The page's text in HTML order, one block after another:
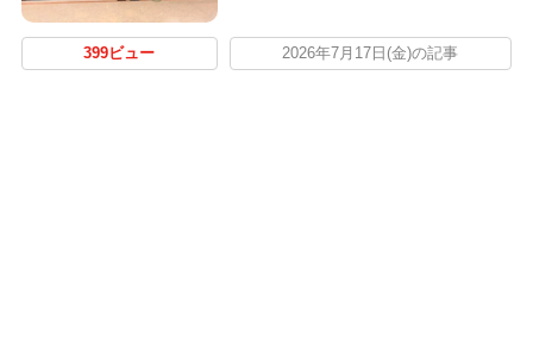
399ビュー 2026年7月17日(金)の記事